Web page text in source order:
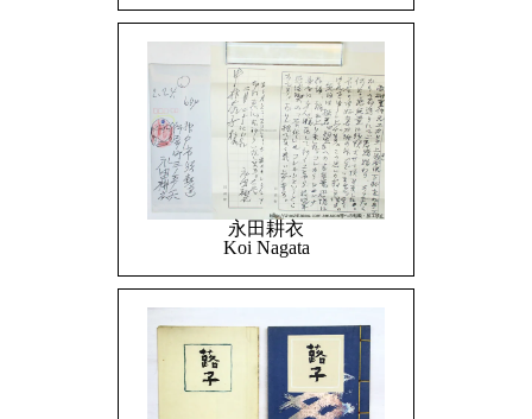
永田耕衣
Koi Nagata